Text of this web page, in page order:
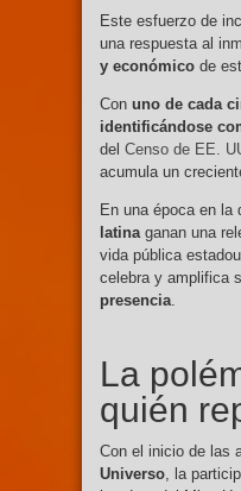
Este esfuerzo de
una respuesta al
y económico de
Con uno de cada
identificándose
del Censo de EE.
acumula un
En una época en la
latina ganan una
vida pública
celebra y amplifica
presencia
La
quién
Con el inicio de las
Universo , la